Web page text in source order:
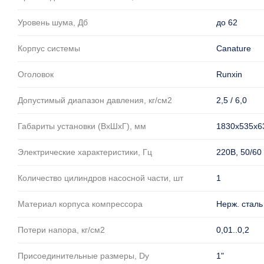
Уровень шума, Дб до 62
Корпус системы Саnature
Оголовок Runxin
Допустимый диапазон давления, кг/см2 2,5 / 6,0
Габариты установки (ВхШхГ), мм
Электрические характеристики, Гц 220В, 50/60
Количество цилиндров насосной части, шт 1
Материал корпуса компрессора Нерж. сталь
Потери напора, кг/см2 0,01..0,2
Присоединительные размеры, Dу 1"